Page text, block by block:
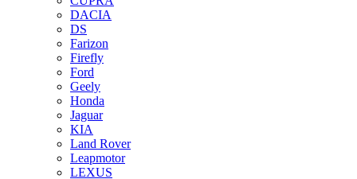
DACIA
DS
Farizon
Firefly
Ford
Geely
Honda
Jaguar
KIA
Land Rover
Leapmotor
LEXUS